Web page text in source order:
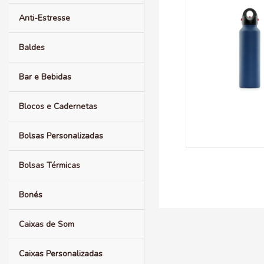
Anti-Estresse
Baldes
Bar e Bebidas
Blocos e Cadernetas
Bolsas Personalizadas
Bolsas Térmicas
Bonés
Caixas de Som
Caixas Personalizadas